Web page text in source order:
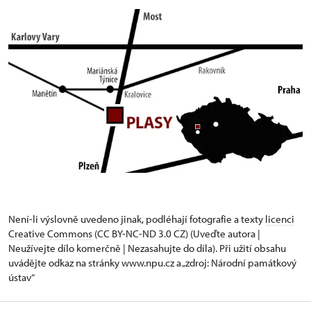
Není-li výslovně uvedeno jinak, podléhají fotografie a texty licenci
Creative Commons (CC BY-NC-ND 3.0 CZ) (Uveďte autora |
Neužívejte dílo komerčně | Nezasahujte do díla). Při užití obsahu
uvádějte odkaz na stránky www.npu.cz a „zdroj: Národní památkový
ústav“